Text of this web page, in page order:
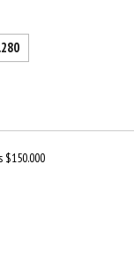
$150.000